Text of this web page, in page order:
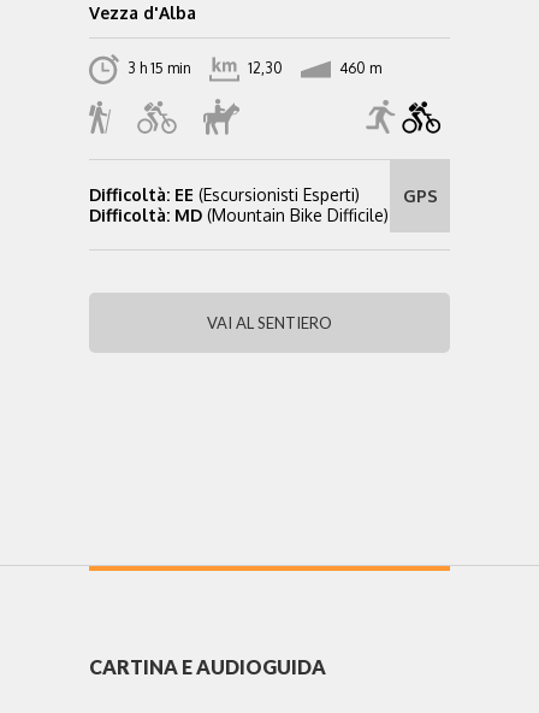
Vezza d'Alba
3 h 15 min 12,30 460 m
Difficoltà: EE (Escursionisti Esperti)
Difficoltà: MD (Mountain Bike Difficile)
GPS
VAI AL SENTIERO
CARTINA E AUDIOGUIDA